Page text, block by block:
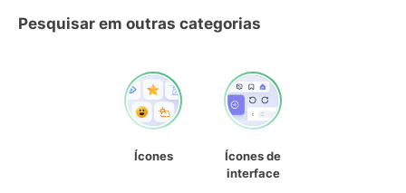
Pesquisar em outras categorias
Ícones
Ícones de
interface